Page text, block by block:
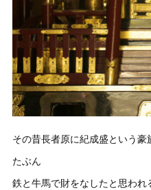
その昔長者原に紀成盛という
たぶん
鉄と牛馬で財をなしたと思われ